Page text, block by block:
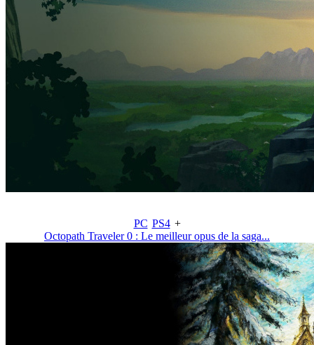
PC PS4 +
Octopath Traveler 0 : Le meilleur opus de la saga...